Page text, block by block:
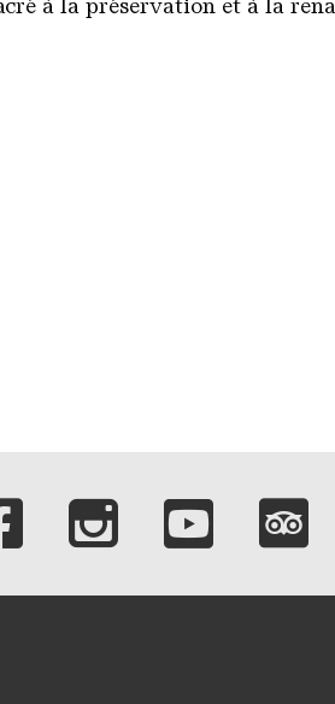
à la préservation et à la
vers